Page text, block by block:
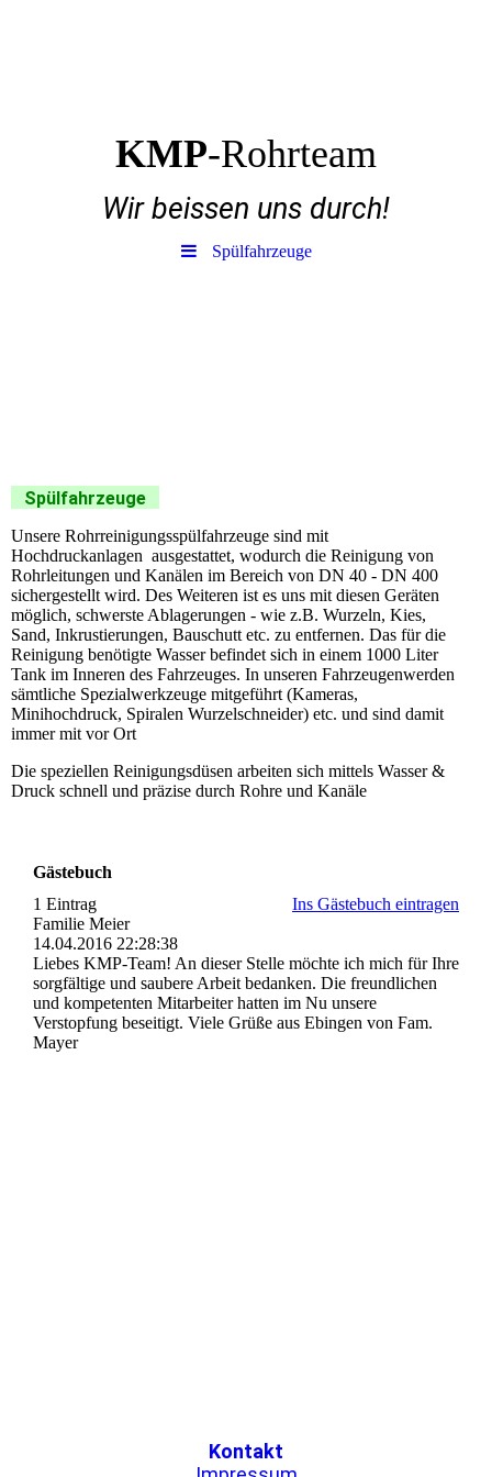
KMP-Rohrteam
Wir beissen uns durch!
Spülfahrzeuge
Spülfahrzeuge
Unsere Rohrreinigungsspülfahrzeuge sind mit
Hochdruckanlagen ausgestattet, wodurch die Reinigung von
Rohrleitungen und Kanälen im Bereich von DN 40 - DN 400
sichergestellt wird. Des Weiteren ist es uns mit diesen Geräten
möglich, schwerste Ablagerungen - wie z.B. Wurzeln, Kies,
Sand, Inkrustierungen, Bauschutt etc. zu entfernen. Das für die
Reinigung benötigte Wasser befindet sich in einem 1000 Liter
Tank im Inneren des Fahrzeuges. In unseren Fahrzeugenwerden
sämtliche Spezialwerkzeuge mitgeführt (Kameras,
Minihochdruck, Spiralen Wurzelschneider) etc. und sind damit
immer mit vor Ort
Die speziellen Reinigungsdüsen arbeiten sich mittels Wasser &
Druck schnell und präzise durch Rohre und Kanäle
Gästebuch
1 Eintrag
Ins Gästebuch eintragen
Familie Meier
14.04.2016 22:28:38
Liebes KMP-Team! An dieser Stelle möchte ich mich für Ihre
sorgfältige und saubere Arbeit bedanken. Die freundlichen
und kompetenten Mitarbeiter hatten im Nu unsere
Verstopfung beseitigt. Viele Grüße aus Ebingen von Fam.
Mayer
Kontakt